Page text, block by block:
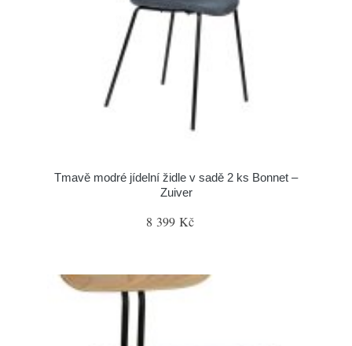
Tmavě modré jídelní židle v sadě 2 ks Bonnet –
Zuiver
8 399 Kč